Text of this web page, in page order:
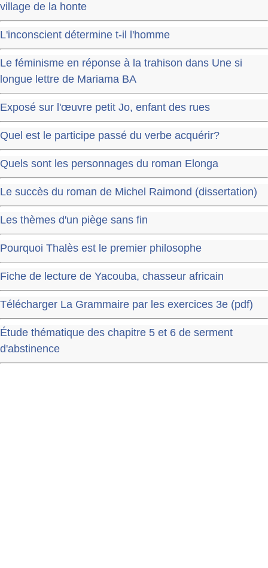
village de la honte
L'inconscient détermine t-il l'homme
Le féminisme en réponse à la trahison dans Une si
longue lettre de Mariama BA
Exposé sur l'œuvre petit Jo, enfant des rues
Quel est le participe passé du verbe acquérir?
Quels sont les personnages du roman Elonga
Le succès du roman de Michel Raimond (dissertation)
Les thèmes d'un piège sans fin
Pourquoi Thalès est le premier philosophe
Fiche de lecture de Yacouba, chasseur africain
Télécharger La Grammaire par les exercices 3e (pdf)
Étude thématique des chapitre 5 et 6 de serment
d'abstinence